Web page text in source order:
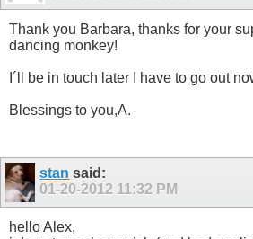
Thank you Barbara, thanks for your
dancing monkey!
I´ll be in touch later I have to go out
Blessings to you,A.
stan said:
01-20-2012 11:32 PM
hello Alex,